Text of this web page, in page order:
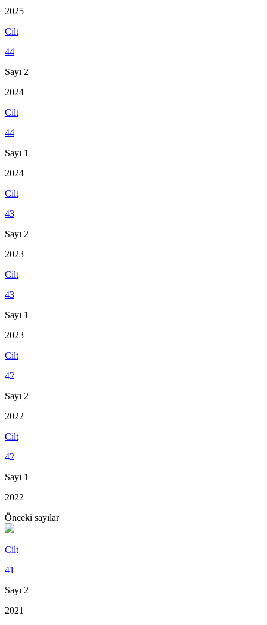
2025
Cilt
44
Sayı 2
2024
Cilt
44
Sayı 1
2024
Cilt
43
Sayı 2
2023
Cilt
43
Sayı 1
2023
Cilt
42
Sayı 2
2022
Cilt
42
Sayı 1
2022
Önceki sayılar
Cilt
41
Sayı 2
2021